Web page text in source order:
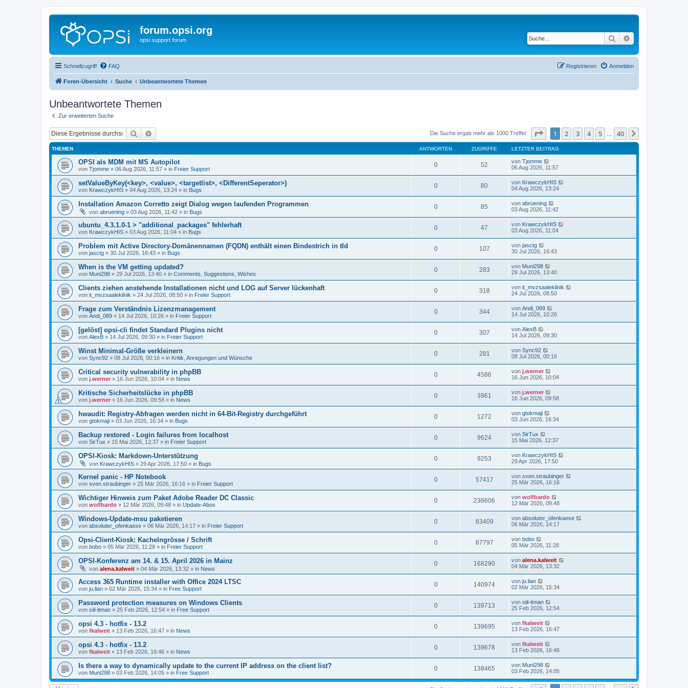
forum.opsi.org
opsi support forum Suche
Schnellzugriff FAQ Anmelden
Registrieren
Foren-Übersicht Suche Unbeantwortete Themen
Unbeantwortete Themen
Zur erweiterten Suche
Suche Die Suche ergab mehr als 1000 Treffer Seite von40
1 2 3 4 5 40
THEMEN ANTWORTEN ZUGRIFFE LETZTER BEITRAG
OPSI als MDM mit MS Autopilot
von Tjomme » 06 Aug 2026, 11:57 » in Freier Support
0 52 von Tjomme
06 Aug 2026, 11:57
setValueByKey(<key>, <value>, <targetlist>, <DifferentSeperator>)
von KrawczykHIS » 04 Aug 2026, 13:24 » in Bugs
0 80 von KrawczykHIS
04 Aug 2026, 13:24
Installation Amazon Corretto zeigt Dialog wegen laufenden Programmen
von abruening » 03 Aug 2026, 11:42 » in Bugs
0 85 von abruening
03 Aug 2026, 11:42
ubuntu_4.3.1.0-1 > "additional_packages" fehlerhaft
von KrawczykHIS » 03 Aug 2026, 11:04 » in Bugs
0 47 von KrawczykHIS
03 Aug 2026, 11:04
Problem mit Active Directory-Domänennamen (FQDN) enthält einen Bindestrich in tld
von jasctg » 30 Jul 2026, 16:43 » in Bugs
0 107 von jasctg
30 Jul 2026, 16:43
When is the VM getting updated?
von Muni298 » 29 Jul 2026, 13:40 » in Comments, Suggestions, Wishes
0 283 von Muni298
29 Jul 2026, 13:40
Clients ziehen anstehende Installationen nicht und LOG auf Server lückenhaft
von it_mvzsaaleklinik » 24 Jul 2026, 08:50 » in Freier Support
0 318 von it_mvzsaaleklinik
24 Jul 2026, 08:50
Frage zum Verständnis Lizenzmanagement
von Andi_089 » 14 Jul 2026, 10:26 » in Freier Support
0 344 von Andi_089
14 Jul 2026, 10:26
[gelöst] opsi-cli findet Standard Plugins nicht
von AlexB » 14 Jul 2026, 09:30 » in Freier Support
0 307 von AlexB
14 Jul 2026, 09:30
Winst Minimal-Größe verkleinern
von Sync92 » 08 Jul 2026, 00:16 » in Kritik, Anregungen und Wünsche
0 281 von Sync92
08 Jul 2026, 00:16
Critical security vulnerability in phpBB
von j.werner » 16 Jun 2026, 10:04 » in News
0 4586 von j.werner
16 Jun 2026, 10:04
Kritische Sicherheitslücke in phpBB
von j.werner » 16 Jun 2026, 09:58 » in News
0 3961 von j.werner
16 Jun 2026, 09:58
hwaudit: Registry-Abfragen werden nicht in 64-Bit-Registry durchgeführt
von gtokmaji » 03 Jun 2026, 16:34 » in Bugs
0 1272 von gtokmaji
03 Jun 2026, 16:34
Backup restored - Login failures from localhost
von SirTux » 15 Mai 2026, 12:37 » in Freier Support
0 9624 von SirTux
15 Mai 2026, 12:37
OPSI-Kiosk: Markdown-Unterstützung
von KrawczykHIS » 29 Apr 2026, 17:50 » in Bugs
0 9253 von KrawczykHIS
29 Apr 2026, 17:50
Kernel panic - HP Notebook
von sven.straubinger » 25 Mär 2026, 16:16 » in Freier Support
0 57417 von sven.straubinger
25 Mär 2026, 16:16
Wichtiger Hinweis zum Paket Adobe Reader DC Classic
von wolfbardo » 12 Mär 2026, 09:48 » in Update-Abos
0 236606 von wolfbardo
12 Mär 2026, 09:48
Windows-Update-msu paketieren
von absoluter_ofenkaese » 06 Mär 2026, 14:17 » in Freier Support
0 83409 von absoluter_ofenkaese
06 Mär 2026, 14:17
Opsi-Client-Kiosk: Kachelngrösse / Schrift
von bobo » 05 Mär 2026, 11:28 » in Freier Support
0 87797 von bobo
05 Mär 2026, 11:28
OPSI-Konferenz am 14. & 15. April 2026 in Mainz
von alena.kalweit » 04 Mär 2026, 13:32 » in News
0 168290 von alena.kalweit
04 Mär 2026, 13:32
Access 365 Runtime installer with Office 2024 LTSC
von ju.lian » 02 Mär 2026, 15:34 » in Free Support
0 140974 von ju.lian
02 Mär 2026, 15:34
Password protection measures on Windows Clients
von siil-itman » 25 Feb 2026, 12:54 » in Free Support
0 139713 von siil-itman
25 Feb 2026, 12:54
opsi 4.3 - hotfix - 13.2
von fkalweit » 13 Feb 2026, 16:47 » in News
0 139695 von fkalweit
13 Feb 2026, 16:47
opsi 4.3 - hotfix - 13.2
von fkalweit » 13 Feb 2026, 16:46 » in News
0 139678 von fkalweit
13 Feb 2026, 16:46
Is there a way to dynamically update to the current IP address on the client list?
von Muni298 » 03 Feb 2026, 14:05 » in Free Support
0 138465 von Muni298
03 Feb 2026, 14:05